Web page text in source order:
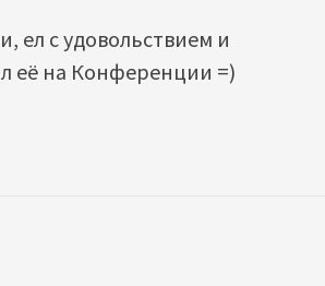
ел с удовольствием и
её на Конференции =)